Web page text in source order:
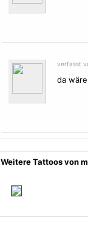
verfasst
da
Weitere Tattoos von